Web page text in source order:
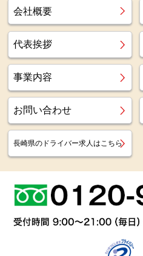
会社概要
代表挨拶
事業内容
お問い合わせ
長崎県のドライバー求人はこちら